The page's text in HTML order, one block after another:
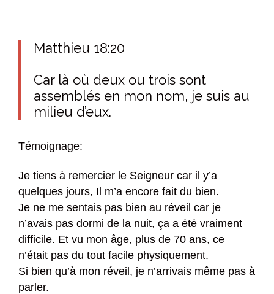
Matthieu 18:20
Car là où deux ou trois sont
assemblés en mon nom, je suis au
milieu d’eux.
Témoignage:
Je tiens à remercier le Seigneur car il y’a
quelques jours, Il m’a encore fait du bien.
Je ne me sentais pas bien au réveil car je
n’avais pas dormi de la nuit, ça a été vraiment
difficile. Et vu mon âge, plus de 70 ans, ce
n’était pas du tout facile physiquement.
Si bien qu’à mon réveil, je n’arrivais même pas à
parler.